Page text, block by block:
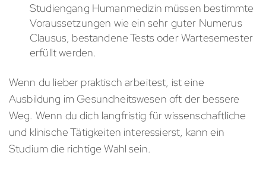
Studiengang Humanmedizin müssen bestimmte
Voraussetzungen wie ein sehr guter Numerus
Clausus, bestandene Tests oder Wartesemester
erfüllt werden.
Wenn du lieber praktisch arbeitest, ist eine
Ausbildung im Gesundheitswesen oft der bessere
Weg. Wenn du dich langfristig für wissenschaftliche
und klinische Tätigkeiten interessierst, kann ein
Studium die richtige Wahl sein.